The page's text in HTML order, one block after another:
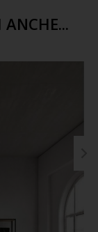
ANCHE...